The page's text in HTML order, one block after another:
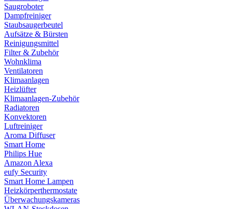
Saugroboter
Dampfreiniger
Staubsaugerbeutel
Aufsätze & Bürsten
Reinigungsmittel
Filter & Zubehör
Wohnklima
Ventilatoren
Klimaanlagen
Heizlüfter
Klimaanlagen-Zubehör
Radiatoren
Konvektoren
Luftreiniger
Aroma Diffuser
Smart Home
Philips Hue
Amazon Alexa
eufy Security
Smart Home Lampen
Heizkörperthermostate
Überwachungskameras